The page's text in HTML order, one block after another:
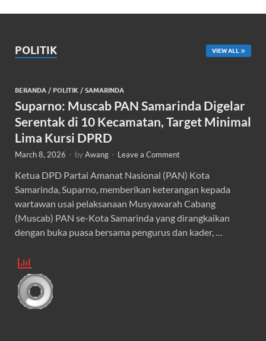
POLITIK VIEW ALL
BERANDA / POLITIK / SAMARINDA
Suparno: Muscab PAN Samarinda Digelar
Serentak di 10 Kecamatan, Target Minimal
Lima Kursi DPRD
March 8, 2026 - byAwang - Leave a Comment
Ketua DPD Partai Amanat Nasional (PAN) Kota
Samarinda, Suparno, memberikan keterangan kepada
wartawan usai pelaksanaan Musyawarah Cabang
(Muscab) PAN se-Kota Samarinda yang dirangkaikan
dengan buka puasa bersama pengurus dan kader, …